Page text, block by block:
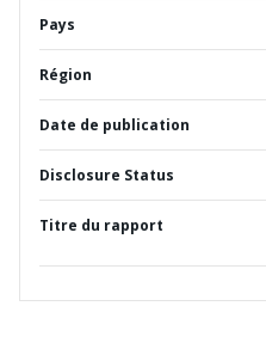
Pays
Région
Date de publication
Disclosure Status
Titre du rapport